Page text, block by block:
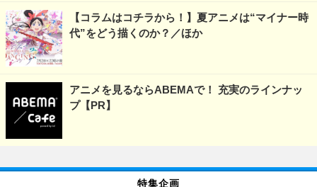
【コラムはコチラから！】夏アニメは“マイナー時
代”をどう描くのか？／ほか
アニメを見るならABEMAで！ 充実のラインナッ
プ【PR】
特集企画